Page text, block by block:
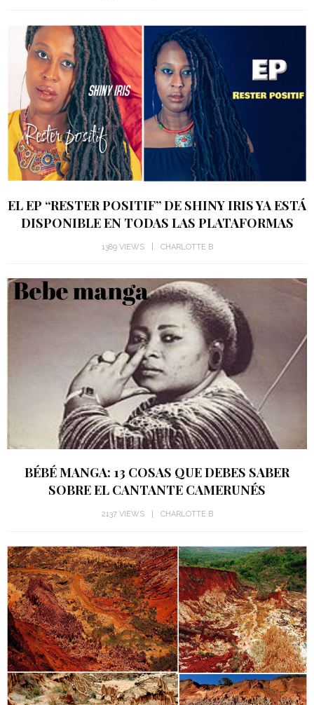
EL EP “RESTER POSITIF” DE SHINY IRIS YA ESTÁ
DISPONIBLE EN TODAS LAS PLATAFORMAS
1389 VIEWS CHARLOTTE B
BÉBÉ MANGA: 13 COSAS QUE DEBES SABER
SOBRE EL CANTANTE CAMERUNÉS
2137 VIEWS CHARLOTTE B